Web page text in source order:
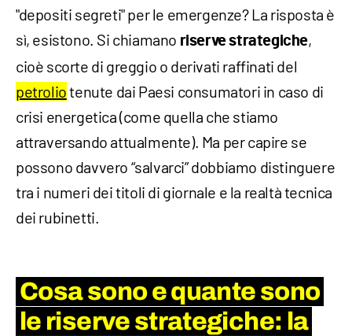
"depositi segreti" per le emergenze? ​La risposta è
sì, esistono. Si chiamano riserve strategiche,
cioè scorte di greggio o derivati raffinati del
petroliotenute dai Paesi consumatori in caso di
crisi energetica (come quella che stiamo
attraversando attualmente). Ma per capire se
possono davvero “salvarci” dobbiamo distinguere
tra i numeri dei titoli di giornale e la realtà tecnica
dei rubinetti.
​Cosa sono e quante sono
le riserve strategiche: la